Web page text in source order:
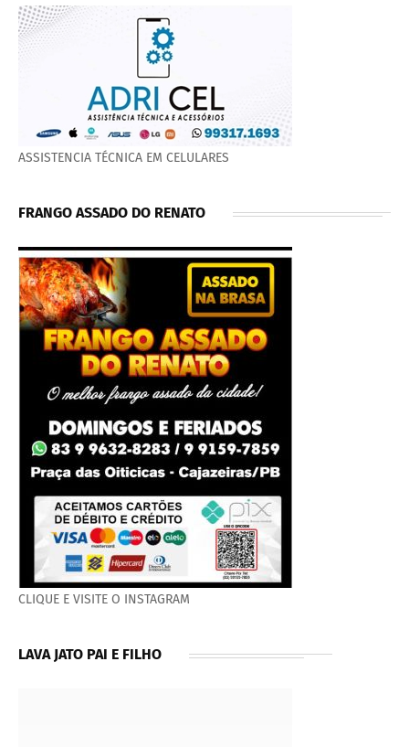
ASSISTENCIA TÉCNICA EM CELULARES
FRANGO ASSADO DO RENATO
CLIQUE E VISITE O INSTAGRAM
LAVA JATO PAI E FILHO